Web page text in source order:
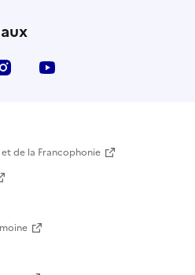
Instagram
de la Francophonie